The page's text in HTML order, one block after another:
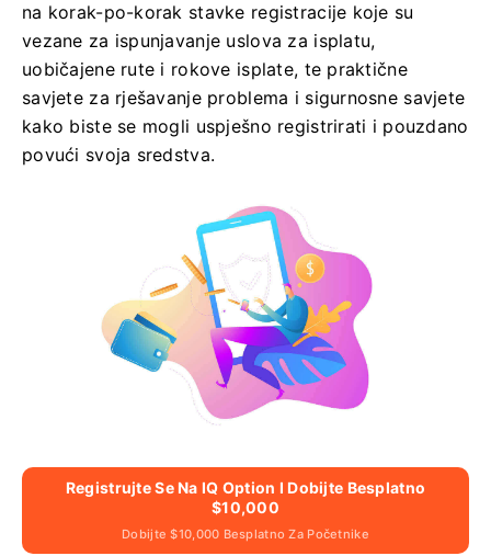
na korak-po-korak stavke registracije koje su
vezane za ispunjavanje uslova za isplatu,
uobičajene rute i rokove isplate, te praktične
savjete za rješavanje problema i sigurnosne savjete
kako biste se mogli uspješno registrirati i pouzdano
povući svoja sredstva.
Registrujte Se Na IQ Option I Dobijte Besplatno
$10,000
Dobijte $10,000 Besplatno Za Početnike